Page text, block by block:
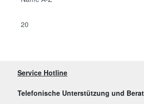
Service Hotline
Telefonische Unterstützung und